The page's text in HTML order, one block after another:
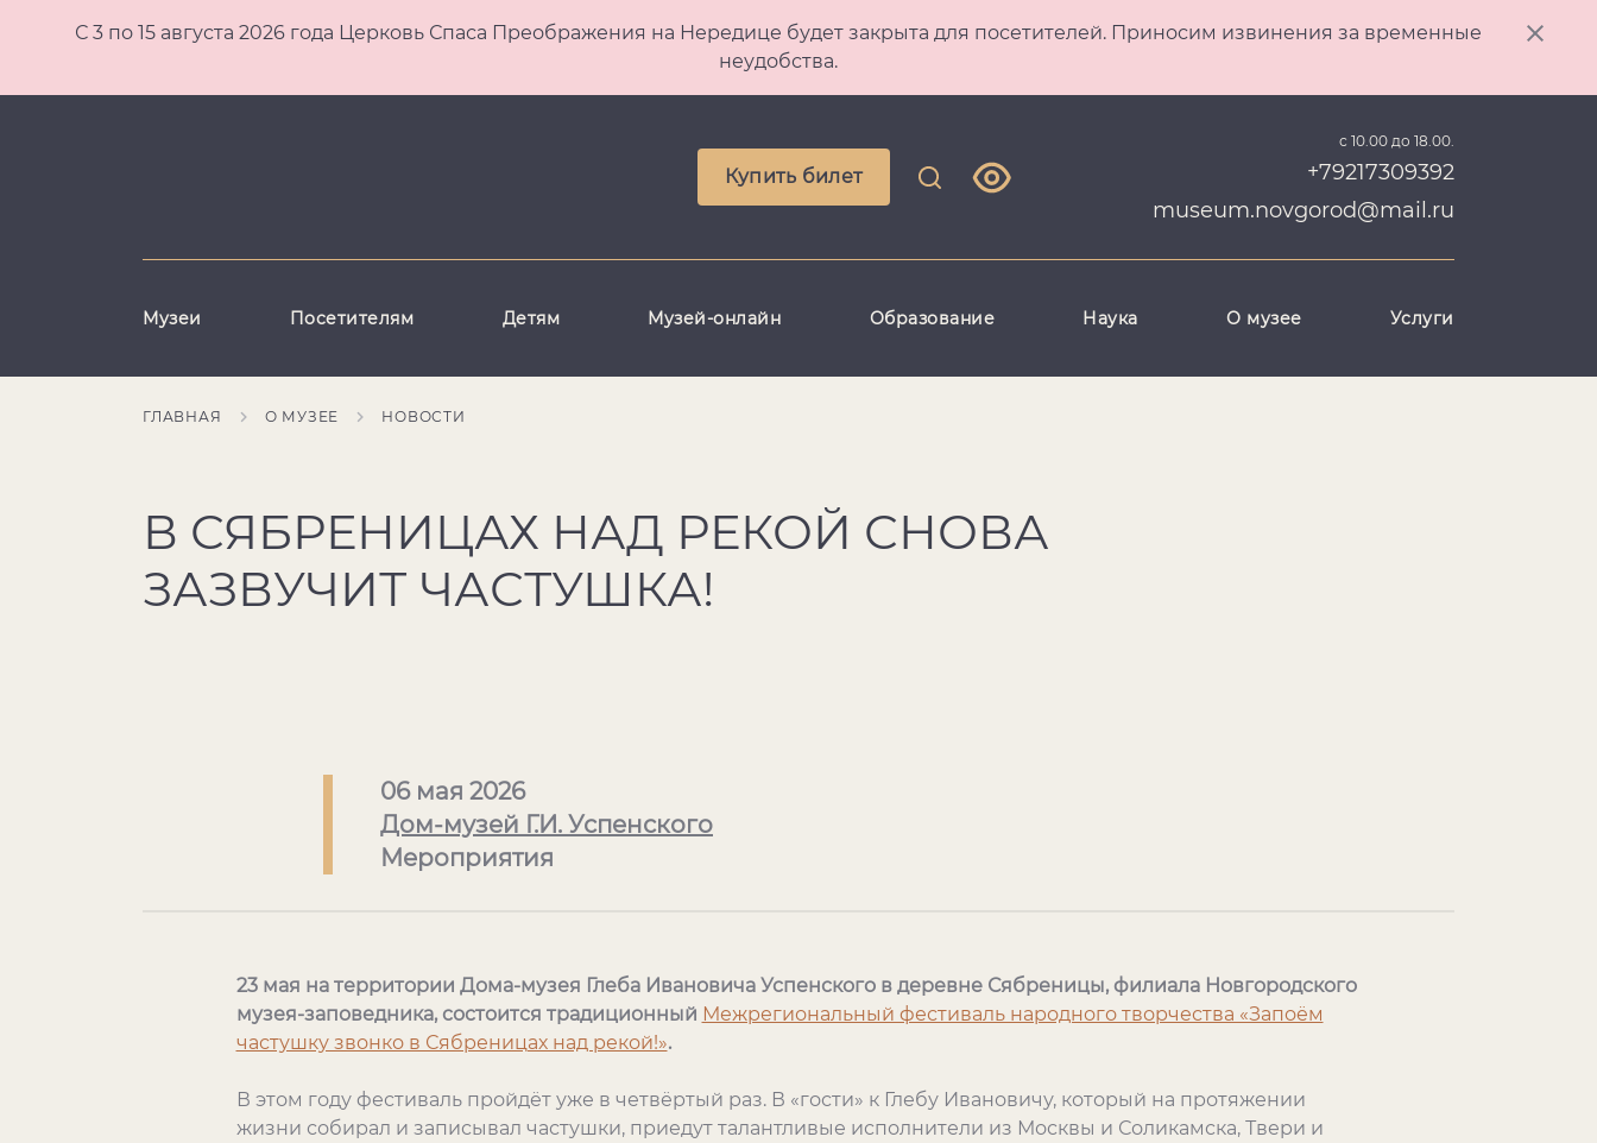
С 3 по 15 августа 2026 года Церковь Спаса Преображения на Нередице будет закрыта для посетителей. Приносим извинения за временные
неудобства.
Купить билет
с 10.00 до 18.00.
+79217309392
museum.novgorod@mail.ru
Музеи Посетителям Детям Музей-онлайн Образование Наука О музее Услуги
ГЛАВНАЯ О МУЗЕЕ НОВОСТИ
В СЯБРЕНИЦАХ НАД РЕКОЙ СНОВА
ЗАЗВУЧИТ ЧАСТУШКА!
06 мая 2026
Дом-музей Г.И. Успенского
Мероприятия
23 мая на территории Дома-музея Глеба Ивановича Успенского в деревне Сябреницы, филиала Новгородского
музея-заповедника, состоится традиционный Межрегиональный фестиваль народного творчества «Запоём
частушку звонко в Сябреницах над рекой!».
В этом году фестиваль пройдёт уже в четвёртый раз. В «гости» к Глебу Ивановичу, который на протяжении
жизни собирал и записывал частушки, приедут талантливые исполнители из Москвы и Соликамска, Твери и